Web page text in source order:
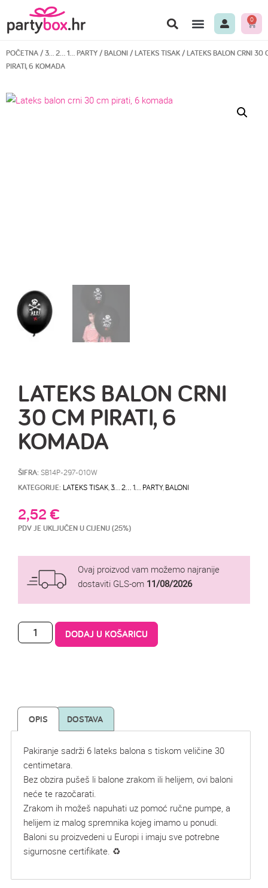
0
POČETNA/3… 2… 1… PARTY/BALONI/LATEKS TISAK/ LATEKS BALON CRNI 30
PIRATI, 6 KOMADA
LATEKS BALON CRNI
30 CM PIRATI, 6
KOMADA
ŠIFRA: SB14P-297-010W
KATEGORIJE: LATEKS TISAK 3… 2… 1… PARTY, BALONI
2,52€
PDV JE UKLJUČEN U CIJENU (25%)
Ovaj proizvod vam možemo najranije
dostaviti GLS-om 11/08/2026
DODAJ U KOŠARICU
OPIS DOSTAVA
Pakiranje sadrži 6 lateks balona s tiskom veličine 30
centimetara.
Bez obzira pušeš li balone zrakom ili helijem, ovi baloni
neće te razočarati.
Zrakom ih možeš napuhati uz pomoć ručne pumpe, a
helijem iz malog spremnika kojeg imamo u ponudi.
Baloni su proizvedeni u Europi i imaju sve potrebne
sigurnosne certifikate. ♻